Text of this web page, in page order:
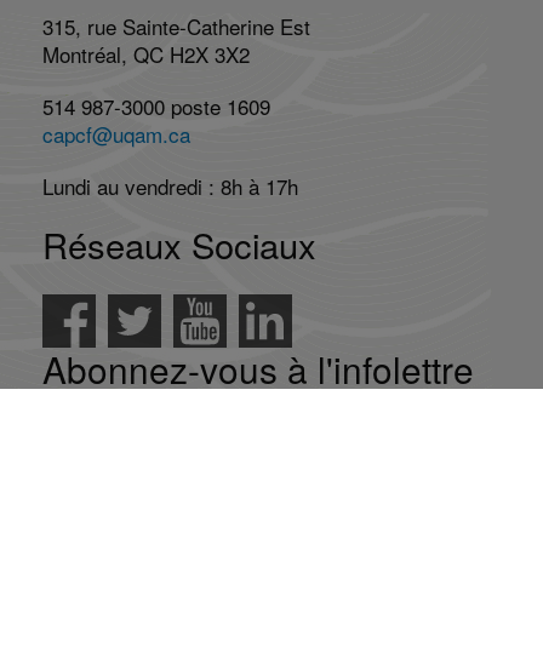
315, rue Sainte-Catherine Est
Montréal, QC H2X 3X2
514 987-3000 poste 1609
capcf@uqam.ca
Lundi au vendredi : 8h à 17h
Réseaux Sociaux
Abonnez-vous à l'infolettre